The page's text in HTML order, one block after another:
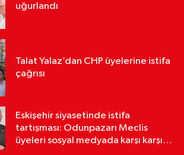
uğurlandı
Talat Yalaz’dan CHP üyelerine istifa
çağrısı
Eskişehir siyasetinde istifa
tartışması: Odunpazarı Meclis
üyeleri sosyal medyada karşı karşıya